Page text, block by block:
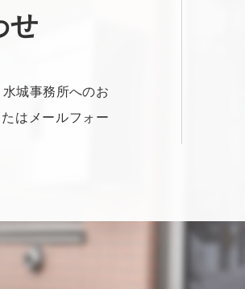
せ
城事務所へのお
はメールフォー